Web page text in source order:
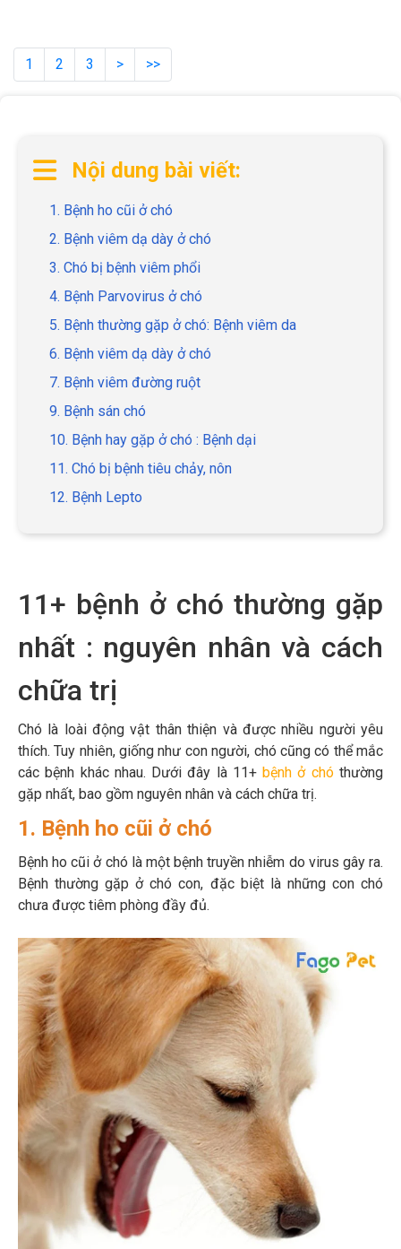
1 2 3 > >>
Nội dung bài viết:
1. Bệnh ho cũi ở chó
2. Bệnh viêm dạ dày ở chó
3. Chó bị bệnh viêm phổi
4. Bệnh Parvovirus ở chó
5. Bệnh thường gặp ở chó: Bệnh viêm da
6. Bệnh viêm dạ dày ở chó
7. Bệnh viêm đường ruột
9. Bệnh sán chó
10. Bệnh hay gặp ở chó : Bệnh dại
11. Chó bị bệnh tiêu chảy, nôn
12. Bệnh Lepto
11+ bệnh ở chó thường gặp
nhất : nguyên nhân và cách
chữa trị
Chó là loài động vật thân thiện và được nhiều người yêu
thích. Tuy nhiên, giống như con người, chó cũng có thể mắc
các bệnh khác nhau. Dưới đây là 11+bệnh ở chóthường
gặp nhất, bao gồm nguyên nhân và cách chữa trị.
1. Bệnh ho cũi ở chó
Bệnh ho cũi ở chó là một bệnh truyền nhiễm do virus gây ra.
Bệnh thường gặp ở chó con, đặc biệt là những con chó
chưa được tiêm phòng đầy đủ.